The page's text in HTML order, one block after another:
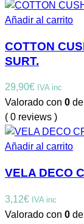
Añadir al carrito
COTTON
SURT.
29,90€ IVA inc
Valorado con 0
( 0 reviews )
Añadir al carrito
VELA DECO
3,12€ IVA inc
Valorado con 0